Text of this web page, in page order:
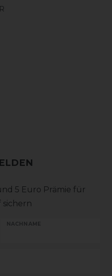
5 Euro Prämie für
sichern
NACHNAME